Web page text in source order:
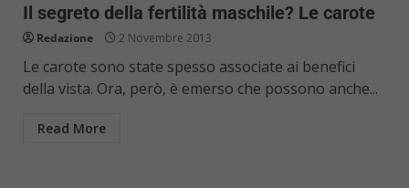
Il segreto della fertilità maschile? Le carote
Redazione 2 Novembre 2013
Le carote sono state spesso associate ai benefici
della vista. Ora, però, è emerso che possono anche...
Read More